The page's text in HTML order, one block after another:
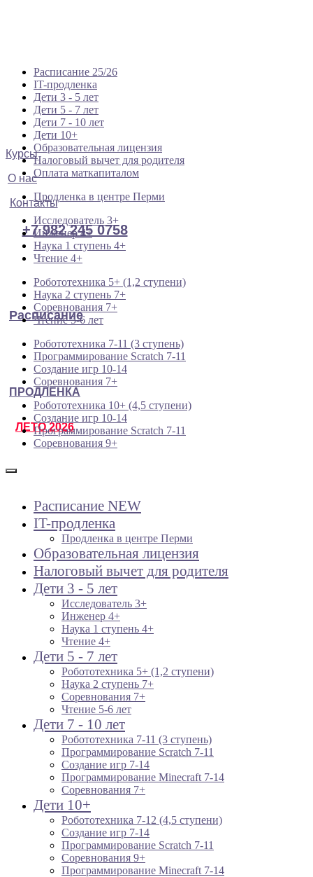
Курсы
О нас
Контакты
+7 982 245 0758
Расписание
ПРОДЛЕНКА
ЛЕТО 2026
Расписание 25/26
IT-продленка
Дети 3 - 5 лет
Дети 5 - 7 лет
Дети 7 - 10 лет
Дети 10+
Образовательная лицензия
Налоговый вычет для родителя
Оплата маткапиталом
Продленка в центре Перми
Исследователь 3+
Инженер 4+
Наука 1 ступень 4+
Чтение 4+
Робототехника 5+ (1,2 ступени)
Наука 2 ступень 7+
Соревнования 7+
Чтение 5-6 лет
Робототехника 7-11 (3 ступень)
Программирование Scratch 7-11
Создание игр 10-14
Соревнования 7+
Робототехника 10+ (4,5 ступени)
Создание игр 10-14
Программирование Scratch 7-11
Соревнования 9+
Расписание NEW
IT-продленка
Продленка в центре Перми
Образовательная лицензия
Налоговый вычет для родителя
Дети 3 - 5 лет
Исследователь 3+
Инженер 4+
Наука 1 ступень 4+
Чтение 4+
Дети 5 - 7 лет
Робототехника 5+ (1,2 ступени)
Наука 2 ступень 7+
Соревнования 7+
Чтение 5-6 лет
Дети 7 - 10 лет
Робототехника 7-11 (3 ступень)
Программирование Scratch 7-11
Создание игр 7-14
Программирование Minecraft 7-14
Соревнования 7+
Дети 10+
Робототехника 7-12 (4,5 ступени)
Создание игр 7-14
Программирование Scratch 7-11
Соревнования 9+
Программирование Minecraft 7-14